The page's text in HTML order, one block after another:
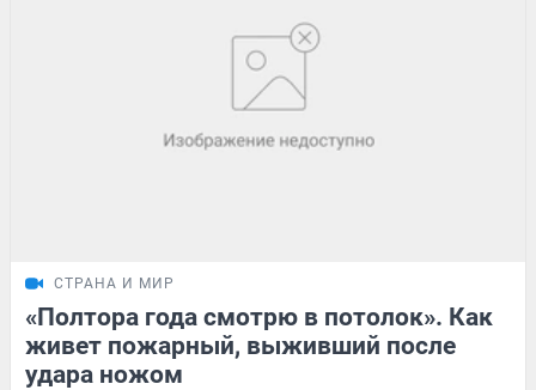
СТРАНА И МИР
«Полтора года смотрю в потолок». Как
живет пожарный, выживший после
удара ножом